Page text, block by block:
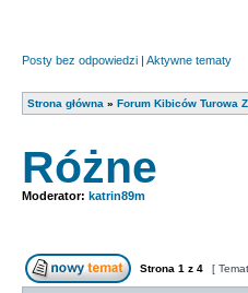
Posty bez odpowiedzi | Aktywne tematy
Strona główna » Forum Kibiców Turowa
Różne
Moderator: katrin89m
Strona 1 z 4 [